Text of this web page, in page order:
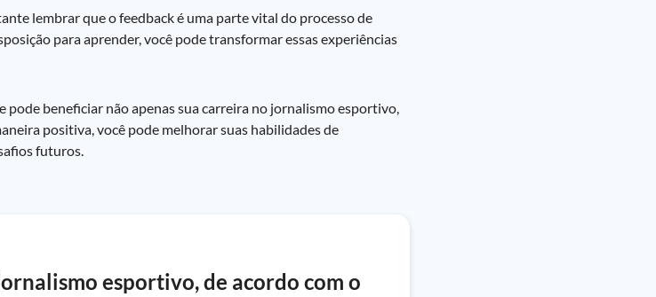
lembrar que o feedback é uma parte vital do processo de
para aprender, você pode transformar essas experiências
beneficiar não apenas sua carreira no jornalismo esportivo,
positiva, você pode melhorar suas habilidades de
futuros.
esportivo, de acordo com o